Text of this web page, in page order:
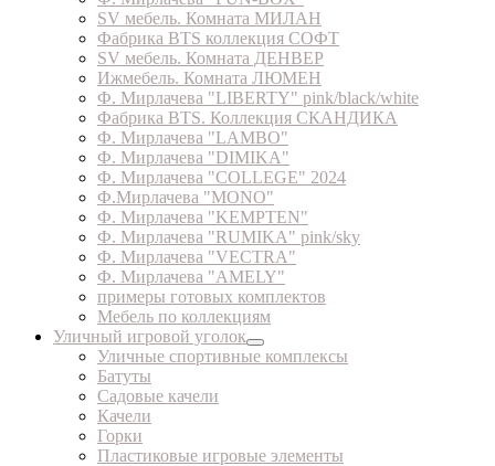
SV мебель. Комната МИЛАН
Фабрика BTS коллекция СОФТ
SV мебель. Комната ДЕНВЕР
Ижмебель. Комната ЛЮМЕН
Ф. Мирлачева "LIBERTY" pink/black/white
Фабрика BTS. Коллекция СКАНДИКА
Ф. Мирлачева "LAMBO"
Ф. Мирлачева "DIMIKA"
Ф. Мирлачева "COLLEGE" 2024
Ф.Мирлачева "MONO"
Ф. Мирлачева "KEMPTEN"
Ф. Мирлачева "RUMIKA" pink/sky
Ф. Мирлачева "VECTRA"
Ф. Мирлачева "AMELY"
примеры готовых комплектов
Мебель по коллекциям
Уличный игровой уголок
Уличные спортивные комплексы
Батуты
Садовые качели
Качели
Горки
Пластиковые игровые элементы